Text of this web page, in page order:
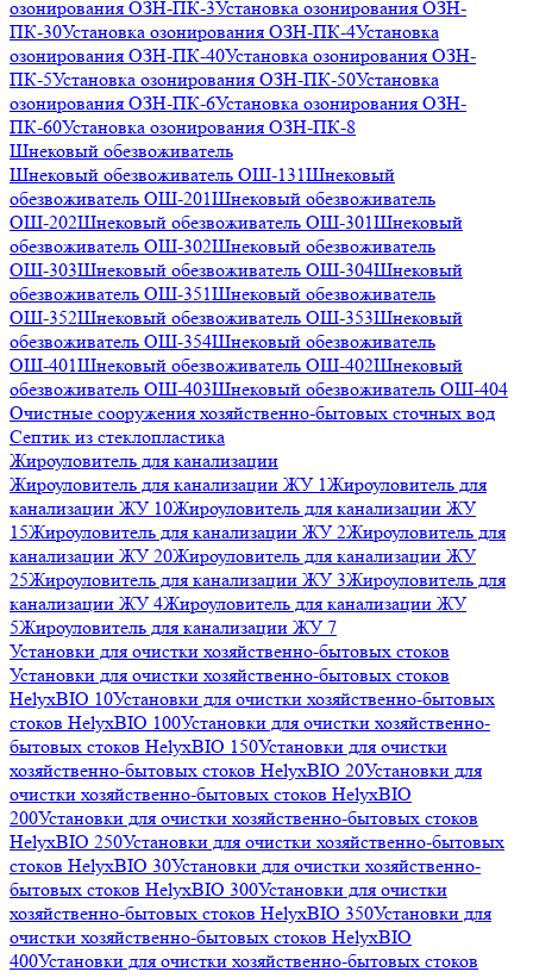
озонирования ОЗН-ПК-3Установка озонирования ОЗН-
ПК-30Установка озонирования ОЗН-ПК-4Установка
озонирования ОЗН-ПК-40Установка озонирования ОЗН-
ПК-5Установка озонирования ОЗН-ПК-50Установка
озонирования ОЗН-ПК-6Установка озонирования ОЗН-
ПК-60Установка озонирования ОЗН-ПК-8
Шнековый обезвоживатель
Шнековый обезвоживатель ОШ-131Шнековый
обезвоживатель ОШ-201Шнековый обезвоживатель
ОШ-202Шнековый обезвоживатель ОШ-301Шнековый
обезвоживатель ОШ-302Шнековый обезвоживатель
ОШ-303Шнековый обезвоживатель ОШ-304Шнековый
обезвоживатель ОШ-351Шнековый обезвоживатель
ОШ-352Шнековый обезвоживатель ОШ-353Шнековый
обезвоживатель ОШ-354Шнековый обезвоживатель
ОШ-401Шнековый обезвоживатель ОШ-402Шнековый
обезвоживатель ОШ-403Шнековый обезвоживатель ОШ-404
Очистные сооружения хозяйственно-бытовых сточных вод
Септик из стеклопластика
Жироуловитель для канализации
Жироуловитель для канализации ЖУ 1Жироуловитель для
канализации ЖУ 10Жироуловитель для канализации ЖУ
15Жироуловитель для канализации ЖУ 2Жироуловитель для
канализации ЖУ 20Жироуловитель для канализации ЖУ
25Жироуловитель для канализации ЖУ 3Жироуловитель для
канализации ЖУ 4Жироуловитель для канализации ЖУ
5Жироуловитель для канализации ЖУ 7
Установки для очистки хозяйственно-бытовых стоков
Установки для очистки хозяйственно-бытовых стоков
HelyxBIO 10Установки для очистки хозяйственно-бытовых
стоков HelyxBIO 100Установки для очистки хозяйственно-
бытовых стоков HelyxBIO 150Установки для очистки
хозяйственно-бытовых стоков HelyxBIO 20Установки для
очистки хозяйственно-бытовых стоков HelyxBIO
200Установки для очистки хозяйственно-бытовых стоков
HelyxBIO 250Установки для очистки хозяйственно-бытовых
стоков HelyxBIO 30Установки для очистки хозяйственно-
бытовых стоков HelyxBIO 300Установки для очистки
хозяйственно-бытовых стоков HelyxBIO 350Установки для
очистки хозяйственно-бытовых стоков HelyxBIO
400Установки для очистки хозяйственно-бытовых стоков